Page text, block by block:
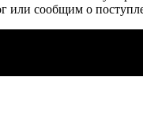
или сообщим о